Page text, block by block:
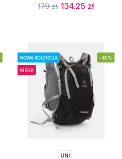
179 zł 134.25 zł
NOWA KOLEKCJA
MEGA
-48%
UNI